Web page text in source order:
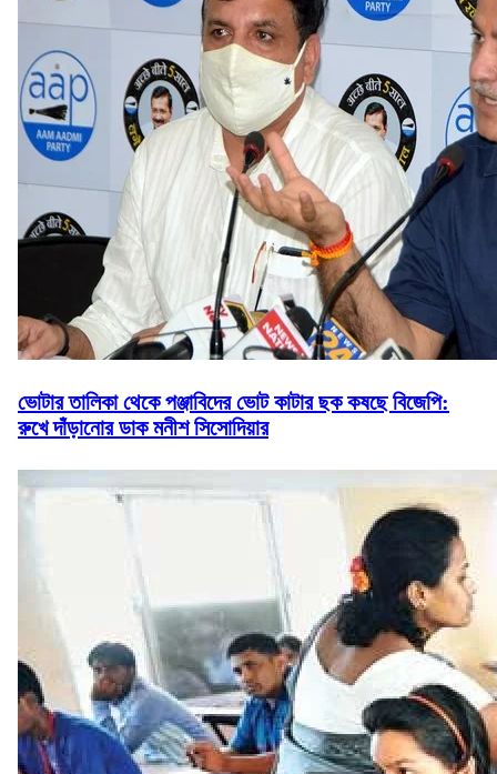
ভোটার তালিকা থেকে পঞ্জাবিদের ভোট কাটার ছক কষছে বিজেপি:
রুখে দাঁড়ানোর ডাক মনীশ সিসোদিয়ার